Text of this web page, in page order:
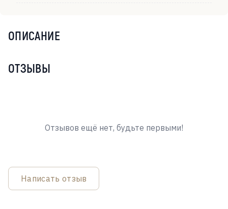
ОПИСАНИЕ
ОТЗЫВЫ
Отзывов ещё нет, будьте первыми!
Написать отзыв